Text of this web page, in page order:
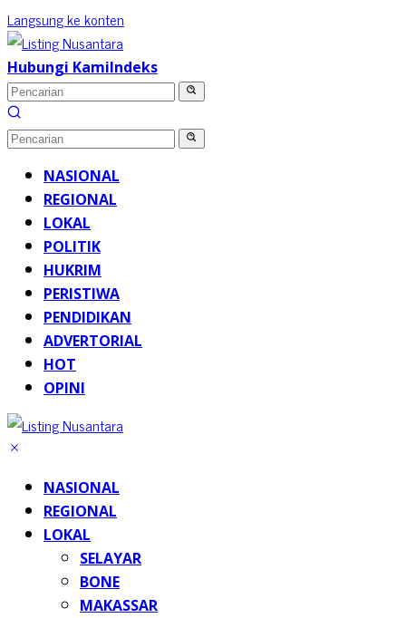
Langsung ke konten
Hubungi KamiIndeks
NASIONAL
REGIONAL
LOKAL
POLITIK
HUKRIM
PERISTIWA
PENDIDIKAN
ADVERTORIAL
HOT
OPINI
NASIONAL
REGIONAL
LOKAL
SELAYAR
BONE
MAKASSAR